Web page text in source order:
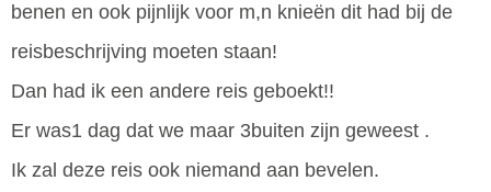
benen en ook pijnlijk voor m,n knieën dit had bij de
reisbeschrijving moeten staan!
Dan had ik een andere reis geboekt!!
Er was1 dag dat we maar 3buiten zijn geweest .
Ik zal deze reis ook niemand aan bevelen.